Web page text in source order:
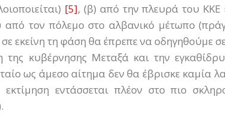
[5], (β) από την πλευρά του
τον πόλεμο στο αλβανικό μέτωπο
σε εκείνη τη φάση θα έπρεπε να οδηγηθούμε
κυβέρνησης Μεταξά και την
ως άμεσο αίτημα δεν θα έβρισκε καμία
εντάσσεται πλέον στο πιο